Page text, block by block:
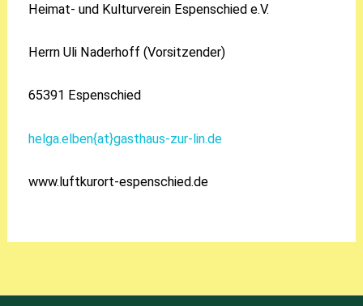
Heimat- und Kulturverein Espenschied e.V.
Herrn Uli Naderhoff (Vorsitzender)
65391 Espenschied
helga.elben{at}gasthaus-zur-lin.de
www.luftkurort-espenschied.de